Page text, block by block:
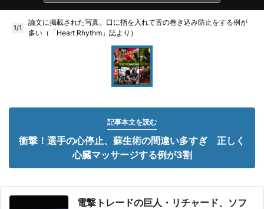
1/1
論文に掲載された写真。口に指を入れて舌の巻き込み防止をする例が
多い（「Heart Rhythm」誌より）
記事本文を読む
衝撃！選手の心停止、蘇生術の間違い多すぎ 正しく
心臓マッサージする例が3割
電撃トレードの巨人・リチャード、ソフ